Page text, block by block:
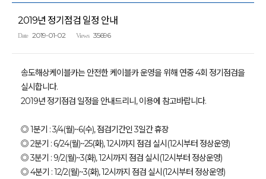
2019년 정기점검 일정 안내
Date 2019-01-02 Views 35696
송도해상케이블카는 안전한 케이블카 운영을 위해 연중 4회 정기점검을
실시합니다.
2019년 정기점검 일정을 안내드리니, 이용에 참고바랍니다.
◎ 1분기 : 3/4(월)~6(수), 점검기간인 3일간 휴장
◎ 2분기 : 6/24(월)~25(화), 12시까지 점검 실시(12시부터 정상운영)
◎ 3분기 : 9/2(월)~3(화), 12시까지 점검 실시(12시부터 정상운영)
◎ 4분기 : 12/2(월)~3(화), 12시까지 점검 실시(12시부터 정상운영)